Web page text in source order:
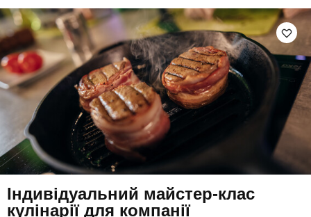
Індивідуальний майстер-клас
кулінарії для компанії